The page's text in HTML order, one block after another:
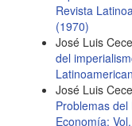
Revista
(1970)
José Luis
del
José Luis
Problemas
Economía: